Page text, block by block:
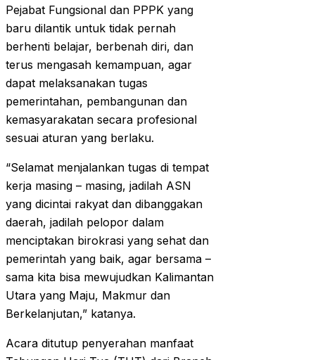
Pejabat Fungsional dan PPPK yang
baru dilantik untuk tidak pernah
berhenti belajar, berbenah diri, dan
terus mengasah kemampuan, agar
dapat melaksanakan tugas
pemerintahan, pembangunan dan
kemasyarakatan secara profesional
sesuai aturan yang berlaku.
“Selamat menjalankan tugas di tempat
kerja masing – masing, jadilah ASN
yang dicintai rakyat dan dibanggakan
daerah, jadilah pelopor dalam
menciptakan birokrasi yang sehat dan
pemerintah yang baik, agar bersama –
sama kita bisa mewujudkan Kalimantan
Utara yang Maju, Makmur dan
Berkelanjutan,” katanya.
Acara ditutup penyerahan manfaat